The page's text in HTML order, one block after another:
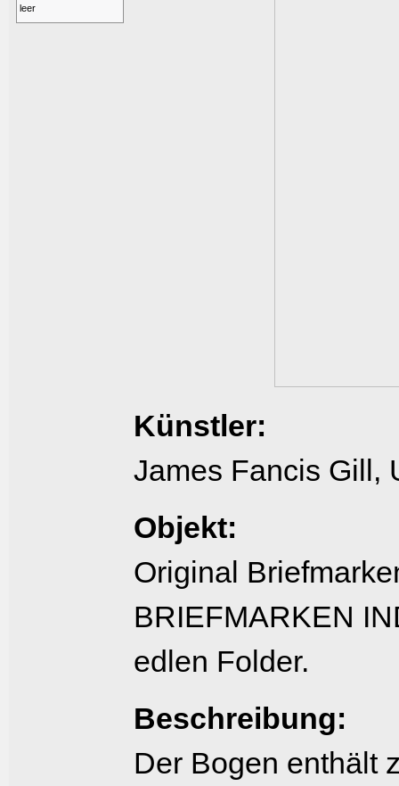
leer
Künstler:
James Fancis Gill,
Objekt:
Original
BRIEFMARKEN
edlen Folder.
Beschreibung:
Der Bogen enthält